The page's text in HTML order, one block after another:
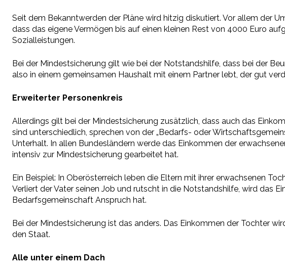
Seit dem Bekanntwerden der Pläne wird hitzig diskutiert. Vor allem der
dass das eigene Vermögen bis auf einen kleinen Rest von 4000 Euro
Sozialleistungen.
Bei der Mindestsicherung gilt wie bei der Notstandshilfe, dass bei der
also in einem gemeinsamen Haushalt mit einem Partner lebt, der gut
Erweiterter Personenkreis
Allerdings gilt bei der Mindestsicherung zusätzlich, dass auch das
sind unterschiedlich, sprechen von der „Bedarfs- oder
Unterhalt. In allen Bundesländern werde das Einkommen der
intensiv zur Mindestsicherung gearbeitet hat.
Ein Beispiel: In Oberösterreich leben die Eltern mit ihrer erwachsenen
Verliert der Vater seinen Job und rutscht in die Notstandshilfe, wird das
Bedarfsgemeinschaft Anspruch hat.
Bei der Mindestsicherung ist das anders. Das Einkommen der Tochter
den Staat.
Alle unter einem Dach